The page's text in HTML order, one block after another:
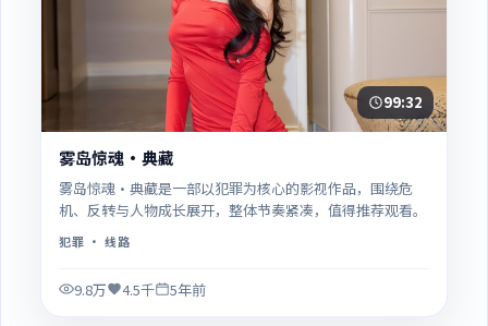
99:32
雾岛惊魂·典藏
雾岛惊魂·典藏是一部以犯罪为核心的影视作品，围绕危
机、反转与人物成长展开，整体节奏紧凑，值得推荐观看。
犯罪 · 线路
9.8万 4.5千 5年前